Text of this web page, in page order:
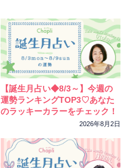
片思い 結婚
【誕生月占い◆8/3～】今週の
運勢ランキングTOP3♡あなた
のラッキーカラーをチェック！
2026年8月2日